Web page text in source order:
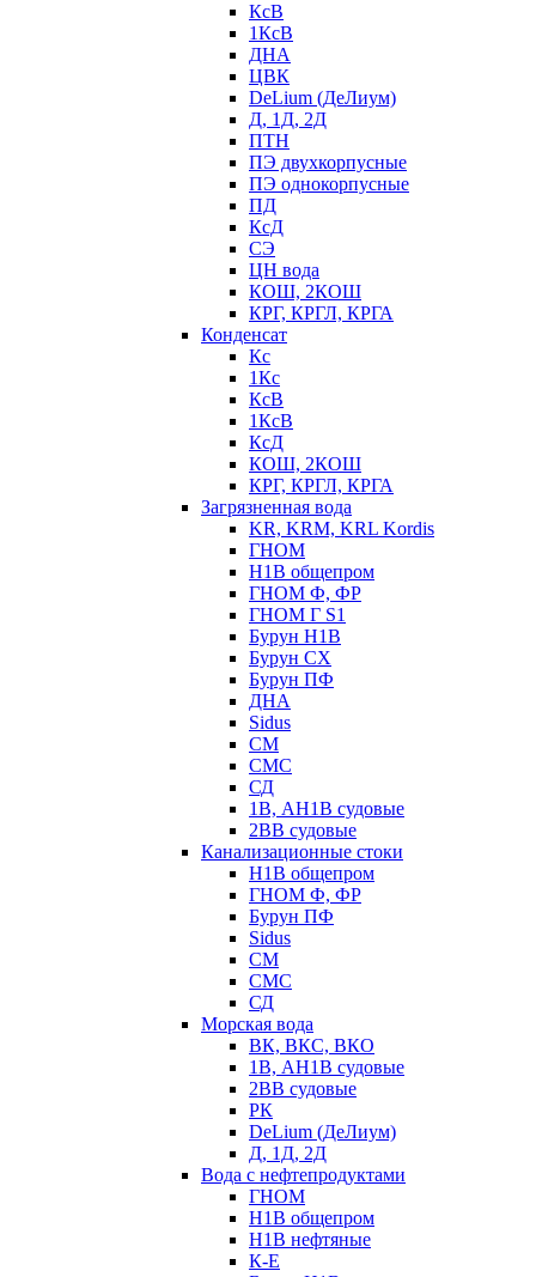
КсВ
1КсВ
ДНА
ЦВК
DeLium (ДеЛиум)
Д, 1Д, 2Д
ПТН
ПЭ двухкорпусные
ПЭ однокорпусные
ПД
КсД
СЭ
ЦН вода
КОШ, 2КОШ
КРГ, КРГЛ, КРГА
Конденсат
Кс
1Кс
КсВ
1КсВ
КсД
КОШ, 2КОШ
КРГ, КРГЛ, КРГА
Загрязненная вода
KR, KRM, KRL Kordis
ГНОМ
Н1В общепром
ГНОМ Ф, ФР
ГНОМ Г S1
Бурун Н1В
Бурун СХ
Бурун ПФ
ДНА
Sidus
СМ
СМС
СД
1В, АН1В судовые
2ВВ судовые
Канализационные стоки
Н1В общепром
ГНОМ Ф, ФР
Бурун ПФ
Sidus
СМ
СМС
СД
Морская вода
ВК, ВКС, ВКО
1В, АН1В судовые
2ВВ судовые
РК
DeLium (ДеЛиум)
Д, 1Д, 2Д
Вода с нефтепродуктами
ГНОМ
Н1В общепром
Н1В нефтяные
К-Е